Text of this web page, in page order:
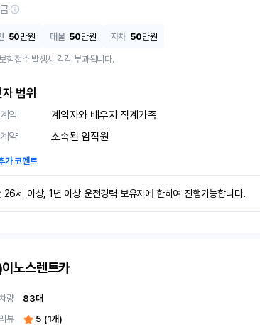
50만원 대물 50만원 자차 50만원
험접수 발생시 각각 부과됩니다.
범위
약
계약자와 배우자 직계가족
약
소속된 임직원
가 코멘트
26세 이상, 1년 이상 운전경력 보유자에 한하여 진행가능합니다.
노스렌트카
량 83대
뷰
5 (1개)